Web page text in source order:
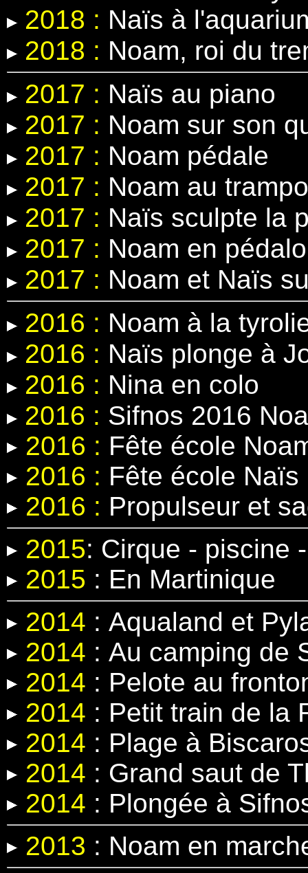
2018 : Naïs à
2018 : Noam, roi du
2017 : Naïs au piano
2017 : Noam sur son
2017 : Noam pédale
2017 : Noam au
2017 : Naïs sculpte la
2017 : Noam en pédalo
2017 : Noam et Naïs
2016 : Noam à la
2016 : Naïs plonge à
2016 : Nina en colo
2016 : Sifnos 2016
2016 : Fête école
2016 : Fête école Naïs
2016 : Propulseur et
2015: Cirque - piscine
2015 : En Martinique
2014 : Aqualand et
2014 : Au camping de
2014 : Pelote au
2014 : Petit train de la
2014 : Plage à
2014 : Grand saut de
2014 : Plongée à
2013 : Noam en